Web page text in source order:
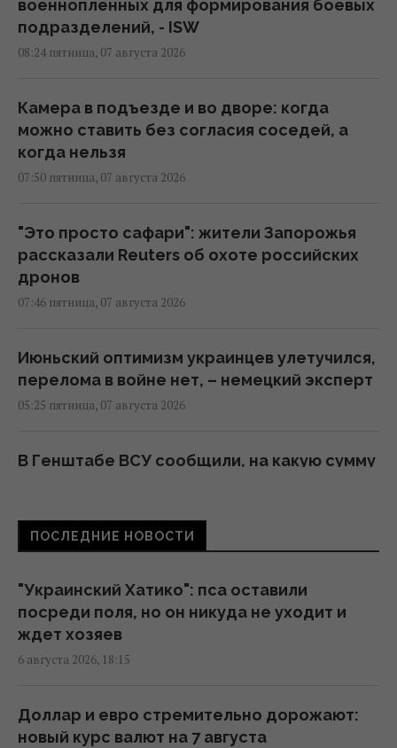
военнопленных для формирования боевых
подразделений, - ISW
08:24 пятница, 07 августа 2026
Камера в подъезде и во дворе: когда
можно ставить без согласия соседей, а
когда нельзя
07:50 пятница, 07 августа 2026
"Это просто сафари": жители Запорожья
рассказали Reuters об охоте российских
дронов
07:46 пятница, 07 августа 2026
Июньский оптимизм украинцев улетучился,
перелома в войне нет, – немецкий эксперт
05:25 пятница, 07 августа 2026
В Генштабе ВСУ сообщили, на какую сумму
02:52 пятница, 07 августа 2026
Корецкий объявил об увеличении
заработной платы педагогов с 1 сентября
22:53 четверг, 06 августа 2026
стран: Зеленский о создании украинской
баллистики
ПОСЛЕДНИЕ НОВОСТИ
"Украинский Хатико": пса оставили
посреди поля, но он никуда не уходит и
ждет хозяев
6 августа 2026, 18:15
Доллар и евро стремительно дорожают:
новый курс валют на 7 августа